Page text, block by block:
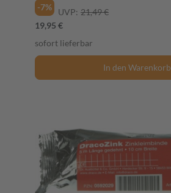
-7%
UVP: 21,49 €
19,95 €
sofort lieferbar
In den Warenkorb